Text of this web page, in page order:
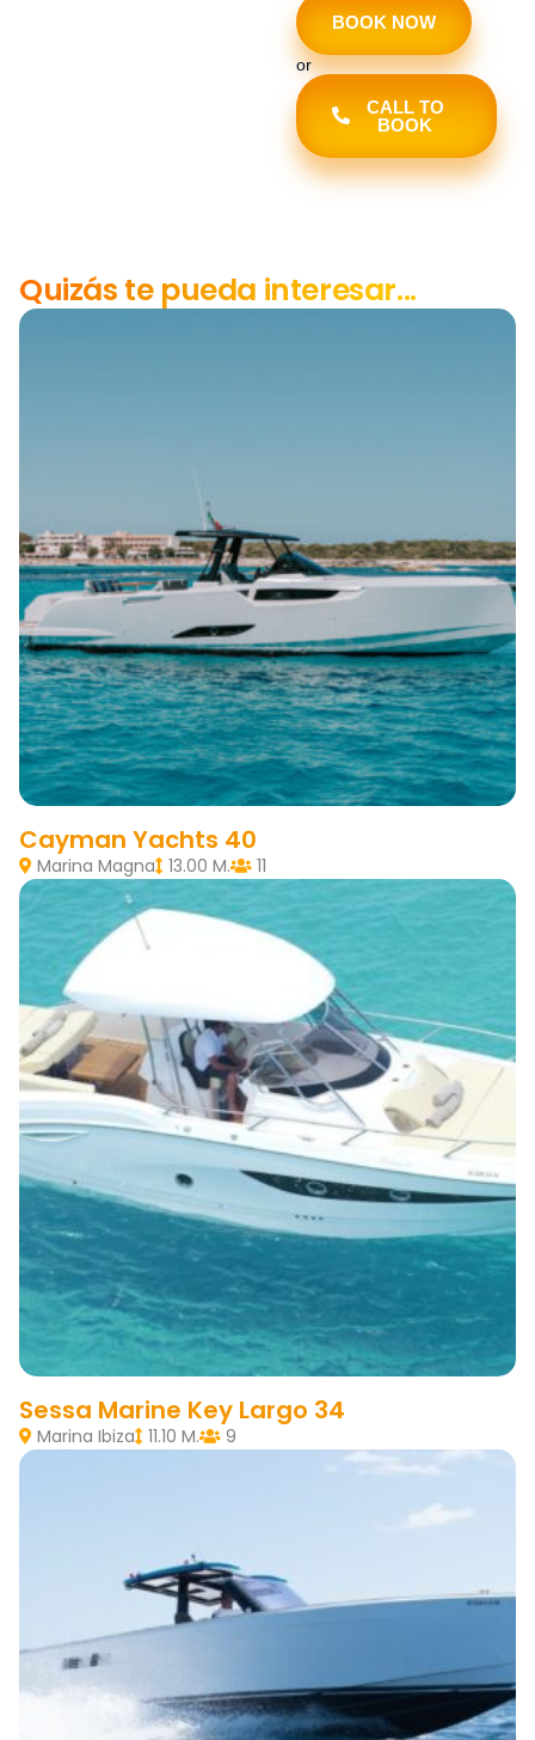
BOOK NOW
or
CALL TO
BOOK
Quizás te pueda interesar...
Cayman Yachts 40
Marina Magna 13.00 M. 11
Sessa Marine Key Largo 34
Marina Ibiza 11.10 M. 9